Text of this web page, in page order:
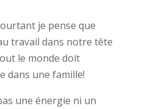
je pense que
travail dans notre tête
le monde doit
dans une famille!
une énergie ni un